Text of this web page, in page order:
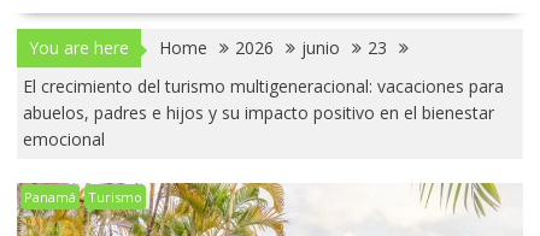
You are here Home 2026 junio
23
El crecimiento del turismo multigeneracional: vacaciones para
abuelos, padres e hijos y su impacto positivo en el bienestar
emocional
Panamá Turismo